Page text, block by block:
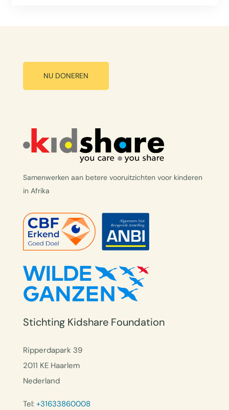
NU DONEREN
Samenwerken aan betere vooruitzichten voor kinderen
in Afrika
Stichting Kidshare Foundation
Ripperdapark 39
2011 KE Haarlem
Nederland
Tel: +31633860008